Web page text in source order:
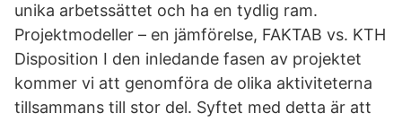
unika arbetssättet och ha en tydlig ram.
Projektmodeller – en jämförelse, FAKTAB vs. KTH
Disposition I den inledande fasen av projektet
kommer vi att genomföra de olika aktiviteterna
tillsammans till stor del. Syftet med detta är att